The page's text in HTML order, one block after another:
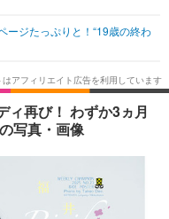
その他
韓国・芸能
スポーツ
その他
グルメ
ショッピング
ージたっぷりと！“19歳の終わ
ィ再び！ わずか3ヵ月
写真・画像